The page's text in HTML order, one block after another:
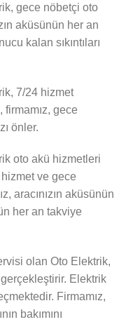
gece nöbetçi oto
aküsünün her an
kalan sıkıntıları
7/24 hizmet
firmamız, gece
önler.
oto akü hizmetleri
ve gece
aracınızın aküsünün
her an takviye
olan Oto Elektrik,
gerçekleştirir. Elektrik
Firmamız,
bakımını